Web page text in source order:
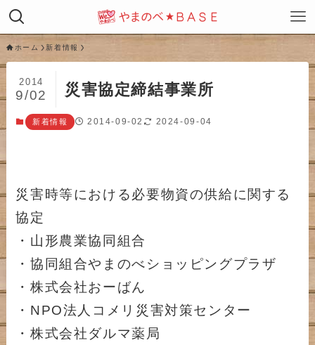
ホーム 新着情報
災害協定締結事業所
2014
9/02
新着情報 2014-09-02 2024-09-04
災害時等における必要物資の供給に関する
協定
・山形農業協同組合
・協同組合やまのべショッピングプラザ
・株式会社おーばん
・NPO法人コメリ災害対策センター
・株式会社ダルマ薬局